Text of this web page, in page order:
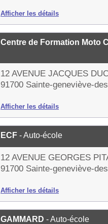
Afficher les détails
Centre de Formation Moto
12 AVENUE JACQUES
91700 Sainte-geneviève-
Afficher les détails
ECF - Auto-école
12 AVENUE GEORGES
91700 Sainte-geneviève-
Afficher les détails
GAMMARD - Auto-école